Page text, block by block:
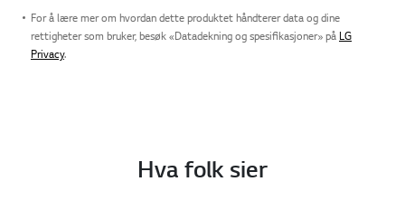
For å lære mer om hvordan dette produktet håndterer data og dine
rettigheter som bruker, besøk «Datadekning og spesifikasjoner» på LG
Privacy.
Hva folk sier